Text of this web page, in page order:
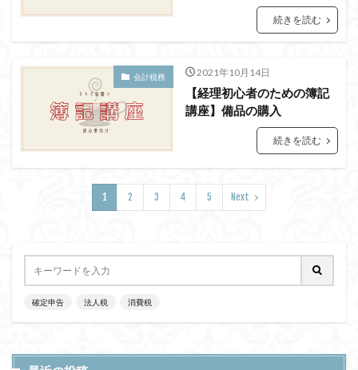
続きを読む
会計税務 2021年10月14日
【経理初心者のための簿記
講座】備品の購入
続きを読む
1 2 3 4 5 Next
確定申告 法人税 消費税